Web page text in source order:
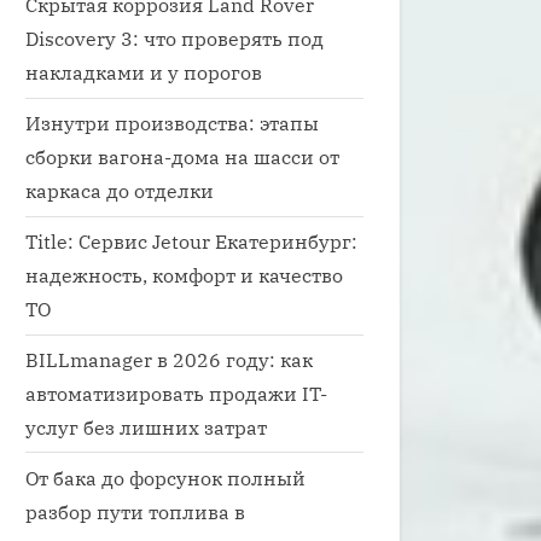
Discovery 3: что проверять под
накладками и у порогов
Изнутри производства: этапы
сборки вагона-дома на шасси от
каркаса до отделки
Title: Сервис Jetour Екатеринбург:
надежность, комфорт и качество
ТО
BILLmanager в 2026 году: как
автоматизировать продажи IT-
услуг без лишних затрат
От бака до форсунок полный
разбор пути топлива в